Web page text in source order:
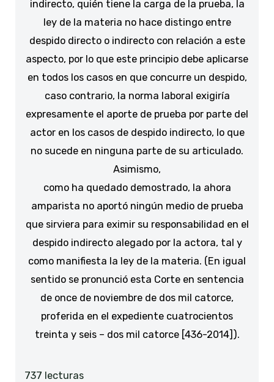
indirecto, quién tiene la carga de la prueba, la
ley de la materia no hace distingo entre
despido directo o indirecto con relación a este
aspecto, por lo que este principio debe aplicarse
en todos los casos en que concurre un despido,
caso contrario, la norma laboral exigiría
expresamente el aporte de prueba por parte del
actor en los casos de despido indirecto, lo que
no sucede en ninguna parte de su articulado.
Asimismo,
como ha quedado demostrado, la ahora
amparista no aportó ningún medio de prueba
que sirviera para eximir su responsabilidad en el
despido indirecto alegado por la actora, tal y
como manifiesta la ley de la materia. (En igual
sentido se pronunció esta Corte en sentencia
de once de noviembre de dos mil catorce,
proferida en el expediente cuatrocientos
treinta y seis – dos mil catorce [436-2014]).
737 lecturas